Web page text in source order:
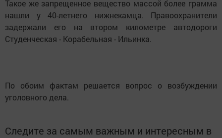
Такое же запрещенное вещество массой более грамма
нашли у 40-летнего нижнекамца. Правоохранители
задержали его на втором километре автодороги
Студенческая - Корабельная - Ильинка.
По обоим фактам решается вопрос о возбуждении
уголовного дела.
Следите за самым важным и интересным в